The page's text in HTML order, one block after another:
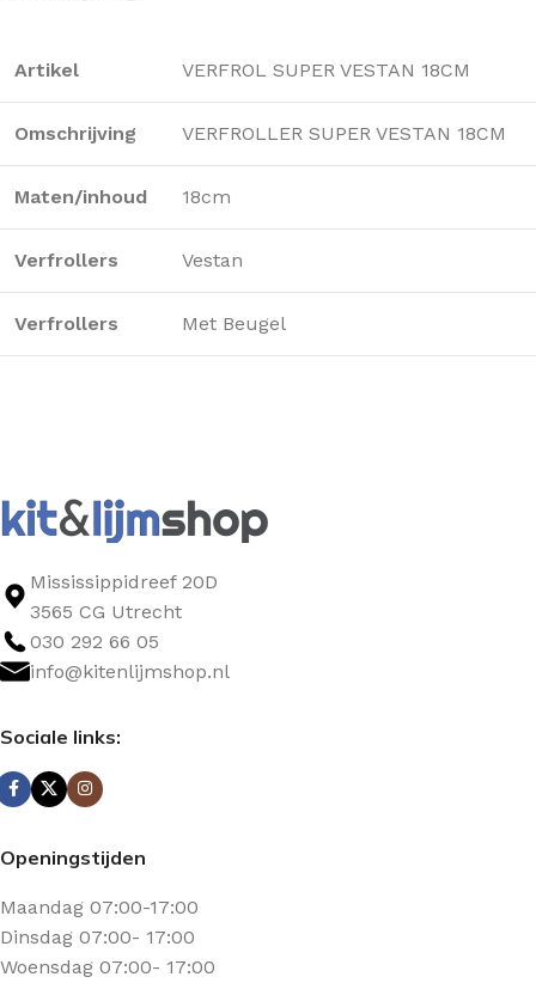
Artikel VERFROL SUPER VESTAN 18CM
Omschrijving VERFROLLER SUPER VESTAN 18CM
Maten/inhoud 18cm
Verfrollers Vestan
Verfrollers Met Beugel
Mississippidreef 20D
3565 CG Utrecht
030 292 66 05
info@kitenlijmshop.nl
Sociale links:
Openingstijden
Maandag 07:00-17:00
Dinsdag 07:00- 17:00
Woensdag 07:00- 17:00